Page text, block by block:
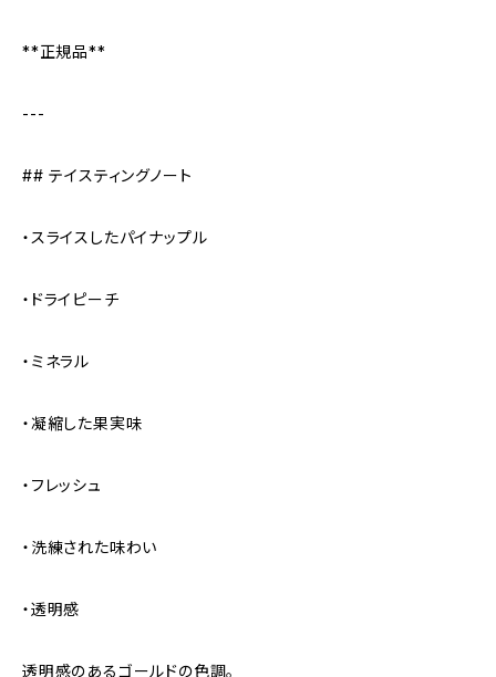
**正規品**
---
## テイスティングノート
・スライスしたパイナップル
・ドライピーチ
・ミネラル
・凝縮した果実味
・フレッシュ
・洗練された味わい
・透明感
透明感のあるゴールドの色調。